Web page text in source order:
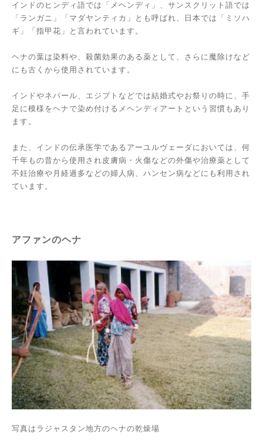
インドのヒンディ語では「メヘンディ」、サンスクリット語では
「ランガニ」「マダヤンティカ」とも呼ばれ、日本では「ミソハ
ギ」「指甲花」と言われています。
ヘナの葉は染料や、殺菌効果のある薬として、さらに魔除けなど
にも古くから使用されています。
インドやネパール、エジプトなどでは結婚式やお祭りの時に、手
足に模様をヘナで染め付けるメヘンディアートという習慣もあり
ます。
また、インドの伝承医学であるアーユルヴェーダにおいては、何
千年もの昔から使用され皮膚病・火傷などの外傷や治療薬として
不妊治療や月経過多などの婦人病、ハンセン病などにも利用され
ています。
アファンのヘナ
写真はラジャスタン地方のヘナの乾燥場